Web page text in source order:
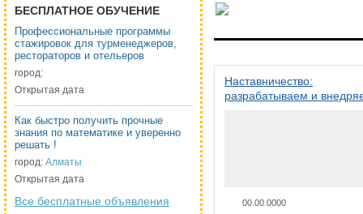
БЕСПЛАТНОЕ ОБУЧЕНИЕ
Профессиональные программы
стажировок для турменеджеров,
рестораторов и отельеров
город:
Открытая дата
Как быстро получить прочные
знания по математике и уверенно
решать !
город: Алматы
Открытая дата
Все бесплатные объявления
Наставничество:
разрабатываем и
00.00.0000